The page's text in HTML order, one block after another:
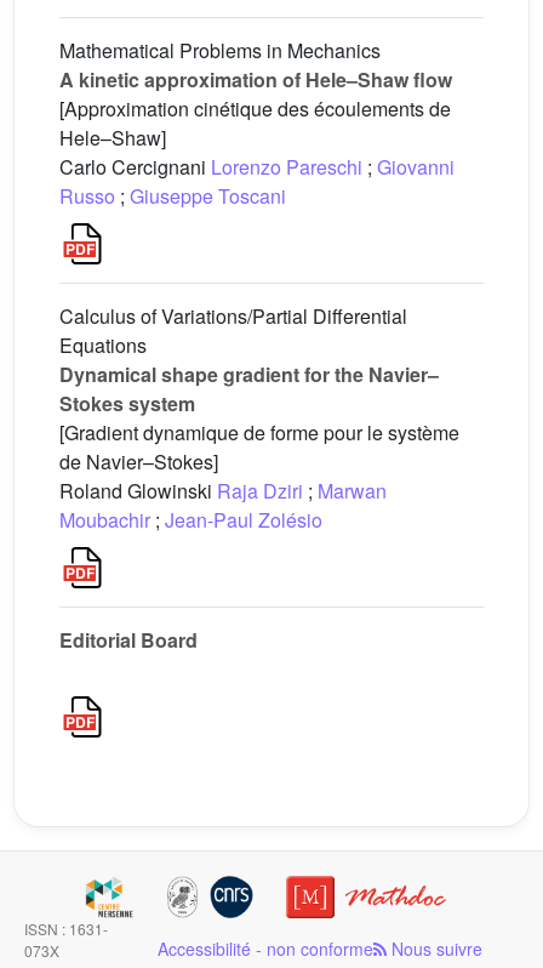
Mathematical Problems in Mechanics
A kinetic approximation of Hele–Shaw flow
[Approximation cinétique des écoulements de
Hele–Shaw]
Carlo Cercignani Lorenzo Pareschi ; Giovanni
Russo ; Giuseppe Toscani
Calculus of Variations/Partial Differential
Equations
Dynamical shape gradient for the Navier–
Stokes system
[Gradient dynamique de forme pour le système
de Navier–Stokes]
Roland Glowinski Raja Dziri ; Marwan
Moubachir ; Jean-Paul Zolésio
Editorial Board
ISSN : 1631-
073X
Accessibilité - non conforme Nous suivre